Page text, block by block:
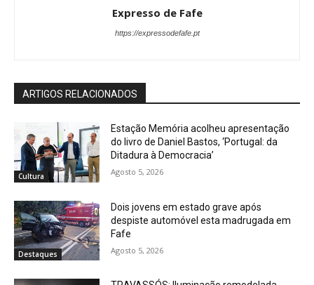
Expresso de Fafe
https://expressodefafe.pt
ARTIGOS RELACIONADOS
Cultura
Estação Memória acolheu apresentação
do livro de Daniel Bastos, ‘Portugal: da
Ditadura à Democracia’
Agosto 5, 2026
Destaques
Dois jovens em estado grave após
despiste automóvel esta madrugada em
Fafe
Agosto 5, 2026